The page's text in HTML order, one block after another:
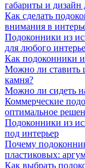
габариты и дизайн
Как сделать
внимания в
Подоконники из
для любого
Как подоконники
Можно ли ставить
камня?
Можно ли сидеть
Коммерческие
оптимальное
Подоконники из
под интерьер
Почему
пластиковых:
Как выбрать